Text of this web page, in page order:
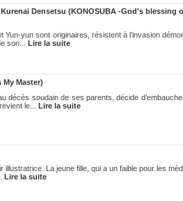
Densetsu (KONOSUBA -God's blessing
yun sont originaires, résistent à l’invasion
son... Lire la suite
Master)
décès soudain de ses parents, décide
le... Lire la suite
illustratrice. La jeune fille, qui a un faible pour les
Lire la suite